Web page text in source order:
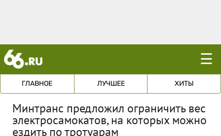
☰
ГЛАВНОЕ ЛУЧШЕЕ ХИТЫ
Минтранс предложил ограничить вес
электросамокатов, на которых можно
ездить по тротуарам